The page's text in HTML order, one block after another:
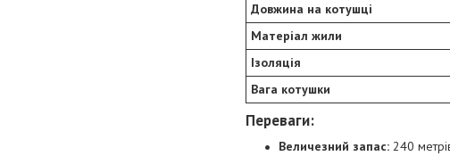
Довжина на котушці
Матеріал жили
Ізоляція
Вага котушки
Переваги:
Величезний запас: 240